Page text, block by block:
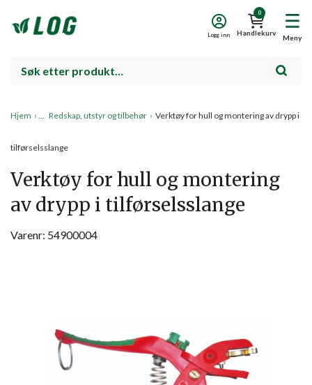
Meny
0
Handlekurv
Logg inn
Hjem › Redskap, utstyr og tilbehør › Verktøy for hull og montering av drypp i
tilførselsslange
Verktøy for hull og montering
av drypp i tilførselsslange
Varenr: 54900004